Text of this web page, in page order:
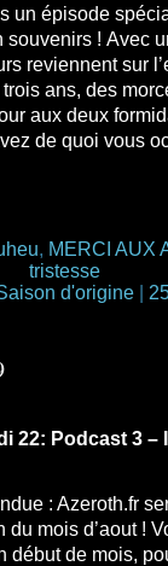
un épisode
souvenirs ! Avec
reviennent sur
ans, des
aux deux
de quoi vous
, MERCI AUX
tristesse
d'origine|
22: Podcast 3 –
: Azeroth.fr
du mois d’aout !
début de mois,